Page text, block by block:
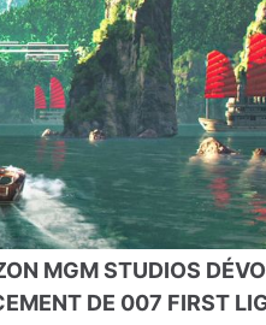
MGM STUDIOS
DE 007 FIRST